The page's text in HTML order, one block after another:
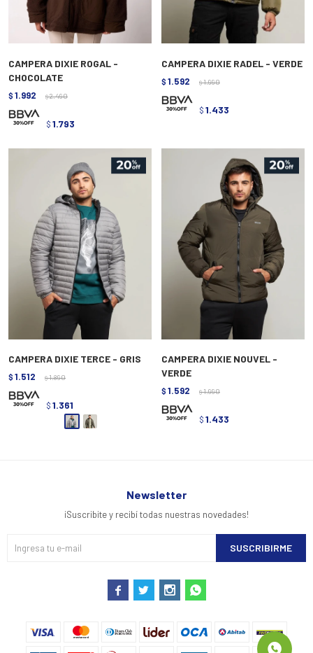
CAMPERA DIXIE ROGAL -
CHOCOLATE
$ 1.992 $ 2.490
$ 1.793
CAMPERA DIXIE RADEL - VERDE
$ 1.592 $ 1.990
$ 1.433
CAMPERA DIXIE TERCE - GRIS
$ 1.512 $ 1.890
$ 1.361
CAMPERA DIXIE NOUVEL -
VERDE
$ 1.592 $ 1.990
$ 1.433
Newsletter
¡Suscribite y recibí todas nuestras novedades!
SUSCRIBIRME
   